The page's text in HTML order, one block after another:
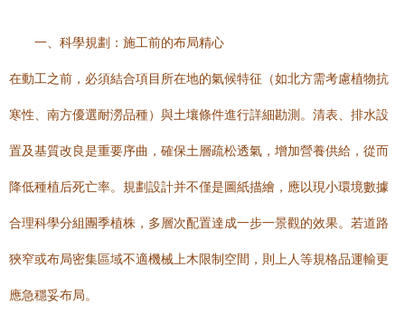
一、科學規劃：施工前的布局精心
在動工之前，必須結合項目所在地的氣候特征（如北方需考慮植物抗
寒性、南方優選耐澇品種）與土壤條件進行詳細勘測。清表、排水設
置及基質改良是重要序曲，確保土層疏松透氣，增加營養供給，從而
降低種植后死亡率。規劃設計并不僅是圖紙描繪，應以現小環境數據
合理科學分組團季植株，多層次配置達成一步一景觀的效果。若道路
狹窄或布局密集區域不適機械上木限制空間，則上人等規格品運輸更
應急穩妥布局。